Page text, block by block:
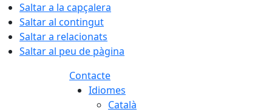
Saltar a la capçalera
Saltar al contingut
Saltar a relacionats
Saltar al peu de pàgina
Contacte
Idiomes
Català